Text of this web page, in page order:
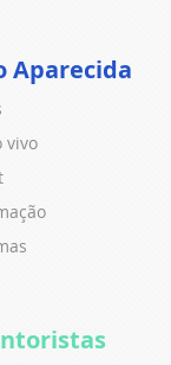
Aparecida
vivo